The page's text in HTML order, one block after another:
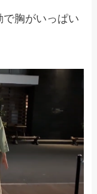
胸がいっぱい